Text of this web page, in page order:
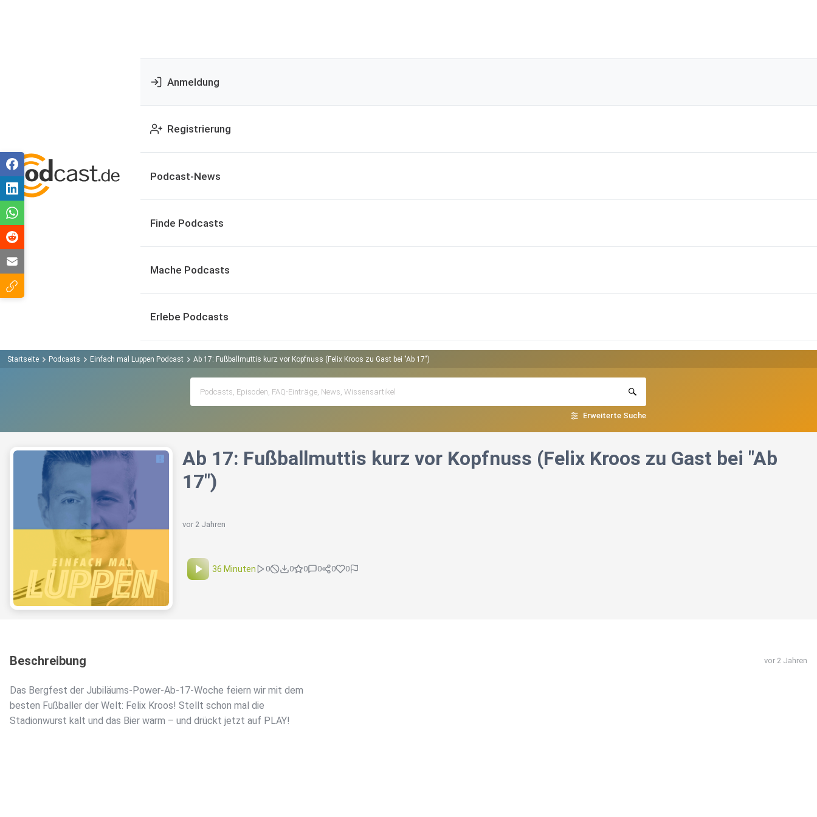
Anmeldung
Registrierung
Podcast-News
Finde Podcasts
Mache Podcasts
Erlebe Podcasts
Startseite Podcasts Einfach mal Luppen Podcast Ab 17: Fußballmuttis kurz vor Kopfnuss (Felix Kroos zu Gast bei "Ab 17")
Erweiterte Suche
Ab 17: Fußballmuttis kurz vor Kopfnuss (Felix Kroos zu Gast bei "Ab
17")
vor 2 Jahren
36 Minuten 0 0 0 0 0 0
Beschreibung vor 2 Jahren
Das Bergfest der Jubiläums-Power-Ab-17-Woche feiern wir mit dem
besten Fußballer der Welt: Felix Kroos! Stellt schon mal die
Stadionwurst kalt und das Bier warm – und drückt jetzt auf PLAY!